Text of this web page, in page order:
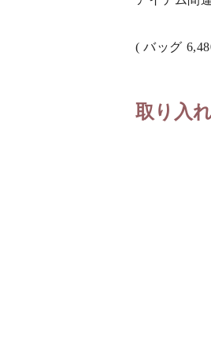
( バッグ
取り入